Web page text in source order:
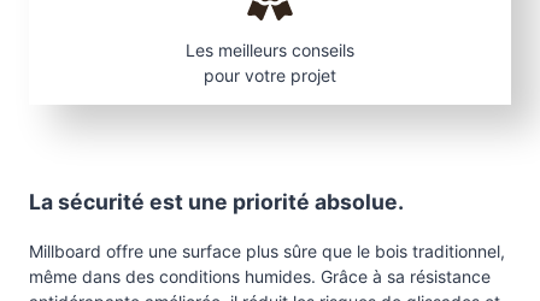
u
r
C
h
e
C
é
r
Les meilleurs conseils
pour votre projet
La sécurité est une priorité absolue.
Millboard offre une surface plus sûre que le bois traditionnel,
même dans des conditions humides. Grâce à sa résistance